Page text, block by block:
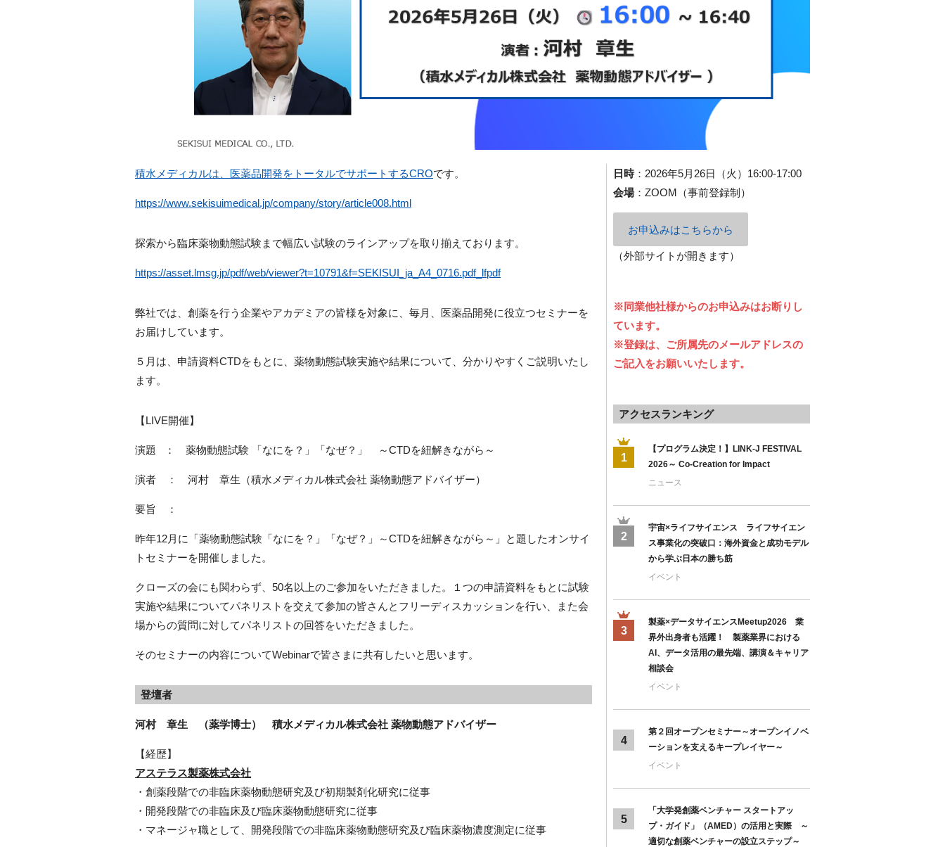
積水メディカルは、医薬品開発をトータルでサポートするCROです。
https://www.sekisuimedical.jp/company/story/article008.html
探索から臨床薬物動態試験まで幅広い試験のラインアップを取り揃えております。
https://asset.lmsg.jp/pdf/web/viewer?t=10791&f=SEKISUI_ja_A4_0716.pdf_lfpdf
弊社では、創薬を行う企業やアカデミアの皆様を対象に、毎月、医薬品開発に役立つセミナーを
お届けしています。
５月は、申請資料CTDをもとに、薬物動態試験実施や結果について、分かりやすくご説明いたし
ます。
【LIVE開催】
演題 ： 薬物動態試験 「なにを？」「なぜ？」 ～CTDを紐解きながら～
演者 ： 河村 章生（積水メディカル株式会社 薬物動態アドバイザー）
要旨 ：
昨年12月に「薬物動態試験「なにを？」「なぜ？」～CTDを紐解きながら～」と題したオンサイ
トセミナーを開催しました。
クローズの会にも関わらず、50名以上のご参加をいただきました。１つの申請資料をもとに試験
実施や結果についてパネリストを交えて参加の皆さんとフリーディスカッションを行い、また会
場からの質問に対してパネリストの回答をいただきました。
そのセミナーの内容についてWebinarで皆さまに共有したいと思います。
登壇者
河村 章生 （薬学博士） 積水メディカル株式会社 薬物動態アドバイザー
【経歴】
アステラス製薬株式会社
・創薬段階での非臨床薬物動態研究及び初期製剤化研究に従事
・開発段階での非臨床及び臨床薬物動態研究に従事
・マネージャ職として、開発段階での非臨床薬物動態研究及び臨床薬物濃度測定に従事
日時： 2026年5月26日（火）16:00-17:00
会場： ZOOM（事前登録制）
お申込みはこちらから
（外部サイトが開きます）
※同業他社様からのお申込みはお断りし
ています。
※登録は、ご所属先のメールアドレスの
ご記入をお願いいたします。
アクセスランキング
1
【プログラム決定！】LINK-J FESTIVAL
2026～ Co-Creation for Impact
ニュース
2
宇宙×ライフサイエンス ライフサイエン
ス事業化の突破口：海外資金と成功モデル
から学ぶ日本の勝ち筋
イベント
3
製薬×データサイエンスMeetup2026 業
界外出身者も活躍！ 製薬業界における
AI、データ活用の最先端、講演＆キャリア
相談会
イベント
4
第２回オープンセミナー～オープンイノベ
ーションを支えるキープレイヤー～
イベント
5
「大学発創薬ベンチャー スタートアッ
プ・ガイド」（AMED）の活用と実際 ～
適切な創薬ベンチャーの設立ステップ～